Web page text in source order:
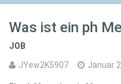
Was ist ein ph
JOB
JYew2K5907
Januar